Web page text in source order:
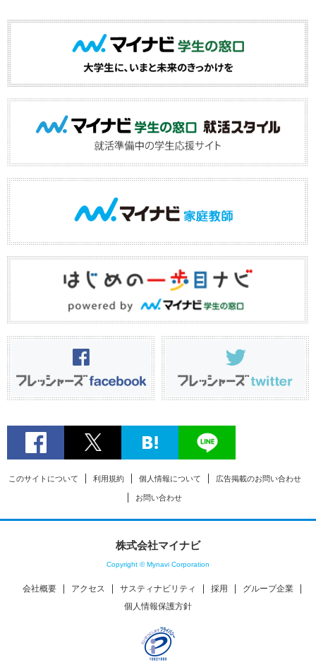
このサイトについて 利用規約 個人情報について 広告掲載のお問い合わせ
お問い合わせ
株式会社マイナビ
Copyright © Mynavi Corporation
会社概要 アクセス サスティナビリティ 採用
グループ企業
個人情報保護方針